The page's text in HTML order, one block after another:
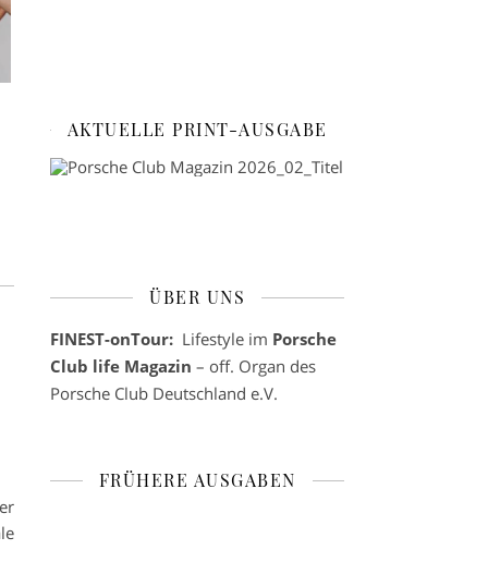
AKTUELLE PRINT-AUSGABE
ÜBER UNS
FINEST-onTour: Lifestyle im Porsche
Club life Magazin – off. Organ des
Porsche Club Deutschland e.V.
FRÜHERE AUSGABEN